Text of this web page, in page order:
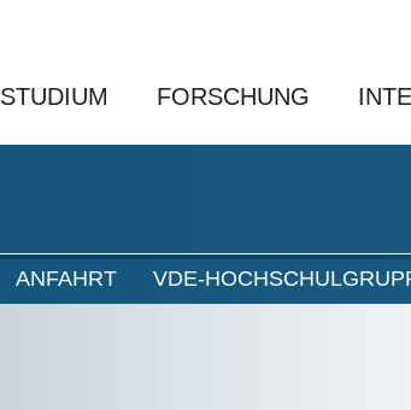
STUDIUM FORSCHUNG
ANFAHRT VDE-